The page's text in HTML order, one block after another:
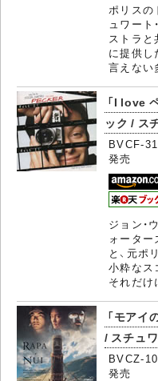
ポリスの
ュワート
ストラ
に提供し
言えな
「I love
ック / ス
BVCF-
発売
ジョン・
ォータ
と、元ポ
小粋なス
それだ
「モアイ
/ スチュ
BVCZ-
発売